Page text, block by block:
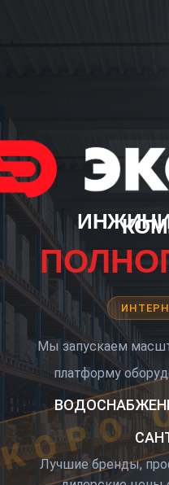
Мы запускаем
платформу
Лучшие бренды,